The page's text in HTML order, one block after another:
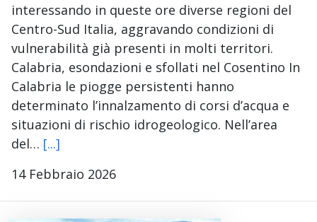
interessando in queste ore diverse regioni del
Centro-Sud Italia, aggravando condizioni di
vulnerabilità già presenti in molti territori.
Calabria, esondazioni e sfollati nel Cosentino In
Calabria le piogge persistenti hanno
determinato l’innalzamento di corsi d’acqua e
situazioni di rischio idrogeologico. Nell’area
del… [...]
14 Febbraio 2026